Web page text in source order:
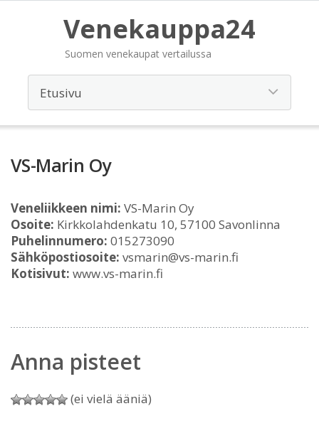
Venekauppa24
Suomen venekaupat vertailussa
VS-Marin Oy
Veneliikkeen nimi: VS-Marin Oy
Osoite: Kirkkolahdenkatu 10, 57100 Savonlinna
Puhelinnumero: 015273090
Sähköpostiosoite: vsmarin@vs-marin.fi
Kotisivut: www.vs-marin.fi
Anna pisteet
(ei vielä ääniä)